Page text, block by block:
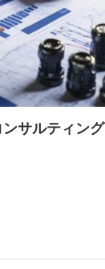
サルティング